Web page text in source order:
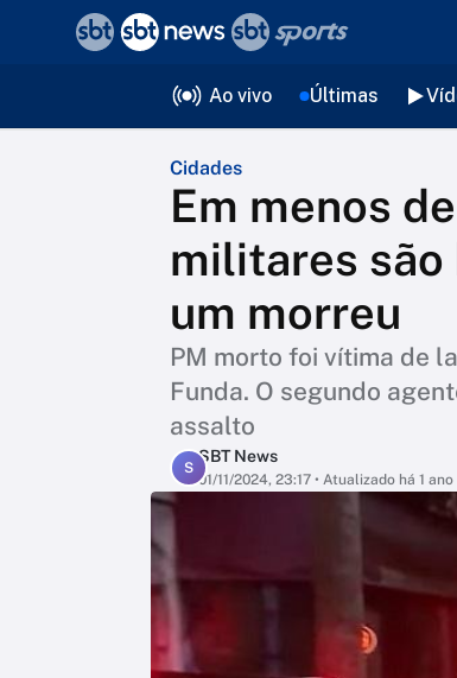
Ao vivo Últimas
Cidades
Em menos
militares são
um morreu
PM morto foi vítima de
Funda. O segundo
assalto
S
SBT News
01/11/2024, 23:17 • Atualizado há 1 ano
voltar
Editorias